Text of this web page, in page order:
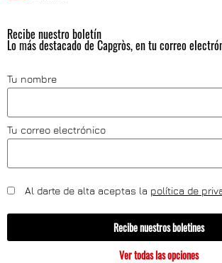
Recibe nuestro boletín
Lo más destacado de Capgròs, en tu correo
Tu nombre
Tu correo electrónico
Al darte de alta aceptas la política de
Recibe nuestros boletines
Ver todas las opciones